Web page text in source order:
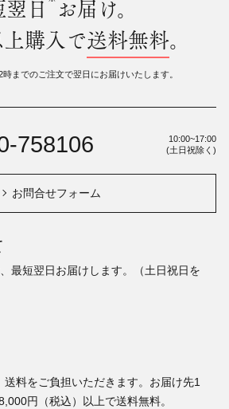
日 お届け。
購入で送料無料。
までのご注文で翌日にお届けいたします。
758106
10:00~17:00
(土日祝除く)
お問合せフォーム
最短翌日お届けします。（土日祝日を
送料をご負担いただきます。お届け先1
円（税込）以上で送料無料。